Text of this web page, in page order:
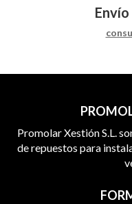
Promolar Xestión S.L.
de repuestos para